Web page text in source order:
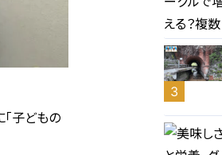
子どもの
2
3